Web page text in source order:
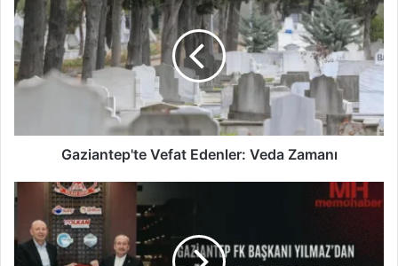
a
z
i
a
n
p
f
Gaziantep'te Vefat Edenler: Veda Zamanı
e